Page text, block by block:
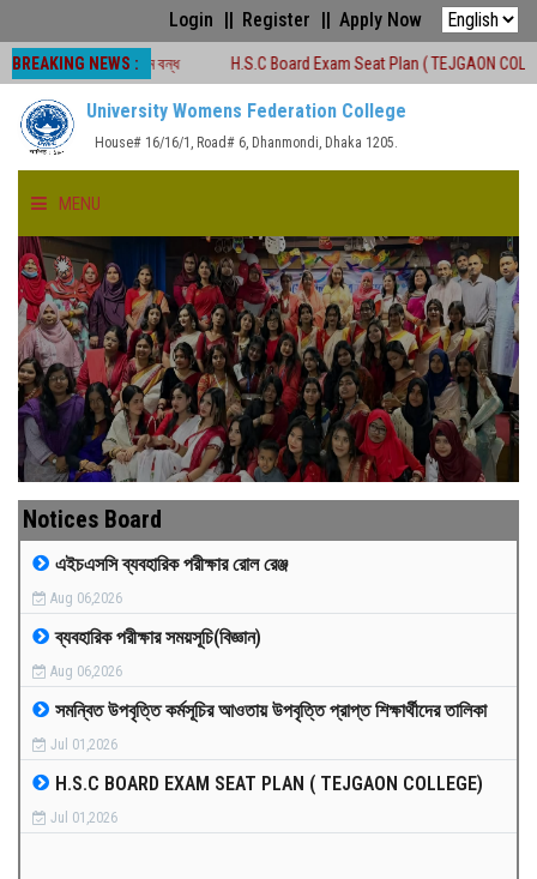
Login Register Apply Now
BREAKING NEWS :
বন্ধ H.S.C Board Exam Seat Plan ( TEJGAON COLLEGE)
University Womens Federation College
House# 16/16/1, Road# 6, Dhanmondi, Dhaka 1205.
MENU
HOME
ABOUT US
FACULTIES
ACADEMICS
GALLERY
MEDIA
PAYMENT
CO-CURRICULUM
RESULTS
Notices Board
এইচএসসি ব্যবহারিক পরীক্ষার রোল রেঞ্জ
Aug 06,2026
ব্যবহারিক পরীক্ষার সময়সূচি(বিজ্ঞান)
Aug 06,2026
সমন্বিত উপবৃত্তি কর্মসূচির আওতায় উপবৃত্তি প্রাপ্ত শিক্ষার্থীদের তালিকা
Jul 01,2026
H.S.C BOARD EXAM SEAT PLAN ( TEJGAON COLLEGE)
Jul 01,2026